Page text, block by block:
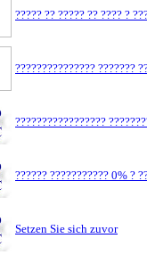
????? ?? ????? ?? ???? ?
??????????????? ???????
?????????????????
?????? ??????????? 0% ?
Setzen Sie sich zuvor